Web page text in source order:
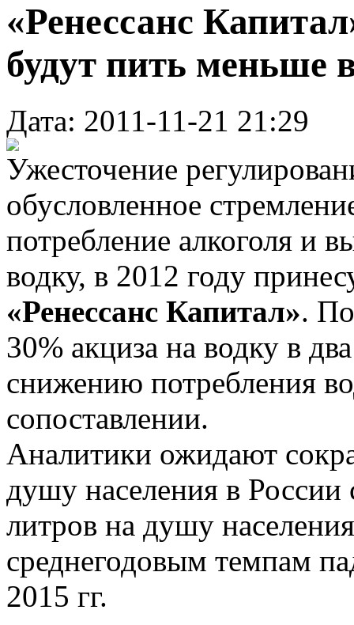
«Ренессанс
будут пить меньше
Дата: 2011-11-21 21:29
Ужесточение
обусловленное
потребление алкоголя и
водку, в 2012 году
«Ренессанс Капитал».
30% акциза на водку в
снижению потребления
сопоставлении.
Аналитики ожидают
душу населения в России
литров на душу
среднегодовым темпам
2015 гг.